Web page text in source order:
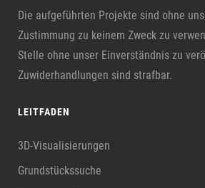
Die aufgeführten Projekte sind ohne
Zustimmung zu keinem Zweck zu
Stelle ohne unser Einverständnis zu
Zuwiderhandlungen sind strafbar.
LEITFADEN
3D-Visualisierungen
Grundstückssuche